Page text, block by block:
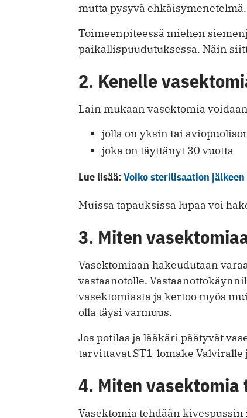
mutta pysyvä ehkäisymenetelmä.
Toimeenpiteessä miehen
paikallispuudutuksessa. Näin
2. Kenelle
Lain mukaan vasektomia
jolla on yksin tai
joka on täyttänyt 30 vuotta
Lue lisää:Voiko sterilisaation
Muissa tapauksissa lupaa voi
3. Miten
Vasektomiaan hakeudutaan
vastaanotolle.
vasektomiasta ja kertoo myös
olla täysi varmuus.
Jos potilas ja lääkäri päätyvät
tarvittavat ST1-lomake
4. Miten vasektomia
Vasektomia tehdään